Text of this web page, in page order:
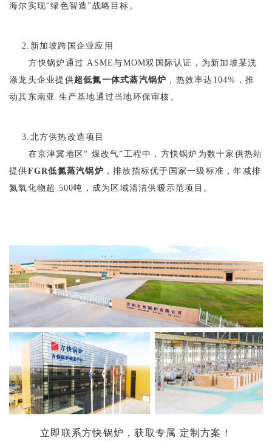
海尔实现“绿色智造”战略目标‌。
‌ 2.新加坡跨国企业应用‌
方快锅炉通过 ‌ASME与MOM双国际认证‌，为新加坡某洗
涤龙头企业提供超低氮一体式蒸汽锅炉 ，热效率达104%，推
动其东南亚 生产基地通过当地环保审核‌。
‌ 3.北方供热改造项目‌
在京津冀地区“ 煤改气”工程中，方快锅炉为数十家供热站
提供FGR低氮蒸汽锅炉 ，排放指标优于国家一级标准，年减排
氮氧化物超 500吨，成为区域清洁供暖示范项目‌。
‌立即联系方快锅炉，获取专属 定制方案！